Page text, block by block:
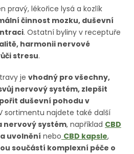
pravý, lékořice lysá a kozlík
činnost mozku, duševní
. Ostatní byliny v receptuře
harmonii nervové
stresu.
je vhodný pro všechny,
nervový systém, zlepšit
duševní pohodu v
sortimentu najdete také další
nervový systém, například CBD
uvolnění nebo CBD kapsle,
součástí komplexní péče o